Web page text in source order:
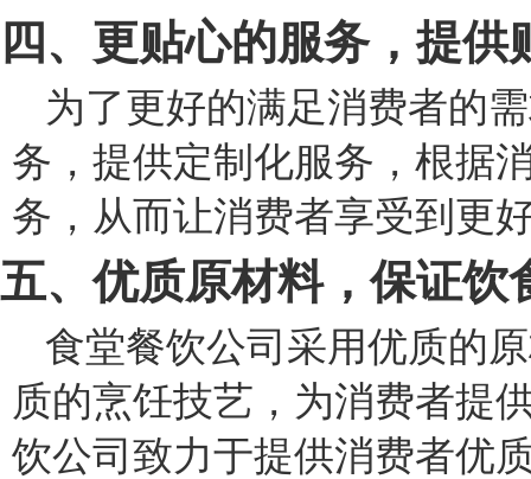
四、更贴心的服务，提供
为了更好的满足消费者的
务，提供定制化服务，根据
务，从而让消费者享受到更
五、优质原材料，保证饮
食堂餐饮公司采用优质的
质的烹饪技艺，为消费者提
饮公司致力于提供消费者优